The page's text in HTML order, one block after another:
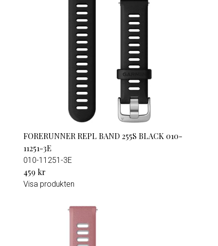
FORERUNNER REPL BAND 255S BLACK 010-
11251-3E
010-11251-3E
459 kr
Visa produkten